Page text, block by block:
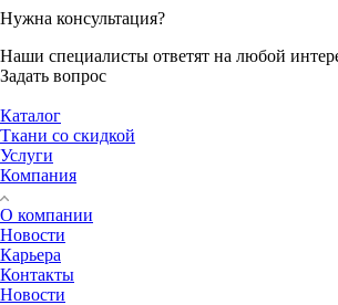
Нужна консультация?
Наши специалисты ответят на любой
Задать вопрос
Каталог
Ткани со скидкой
Услуги
Компания
О компании
Новости
Карьера
Контакты
Новости